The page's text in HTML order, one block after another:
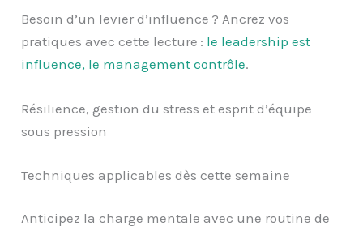
Besoin d’un levier d’influence ? Ancrez vos
pratiques avec cette lecture : le leadership est
influence, le management contrôle.
Résilience, gestion du stress et esprit d’équipe
sous pression
Techniques applicables dès cette semaine
Anticipez la charge mentale avec une routine de